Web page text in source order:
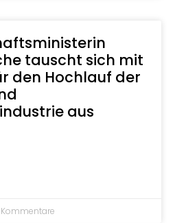
tauscht sich mit
den Hochlauf der
aus
Kommentare